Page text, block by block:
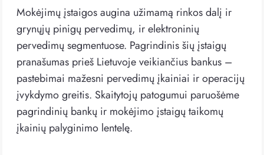
Mokėjimų įstaigos augina užimamą rinkos dalį ir
grynųjų pinigų pervedimų, ir elektroninių
pervedimų segmentuose. Pagrindinis šių įstaigų
pranašumas prieš Lietuvoje veikiančius bankus –
pastebimai mažesni pervedimų įkainiai ir operacijų
įvykdymo greitis. Skaitytojų patogumui paruošėme
pagrindinių bankų ir mokėjimo įstaigų taikomų
įkainių palyginimo lentelę.